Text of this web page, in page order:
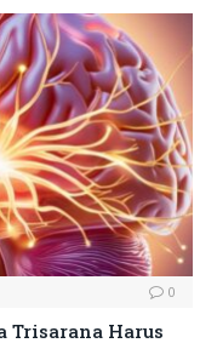
0
Trisarana Harus